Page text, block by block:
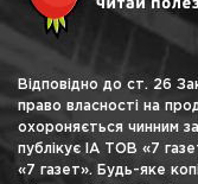
Відповідно до ст. 26
право власності на
охороняється чинним
публікує ІА ТОВ «7
«7 газет». Будь-яке